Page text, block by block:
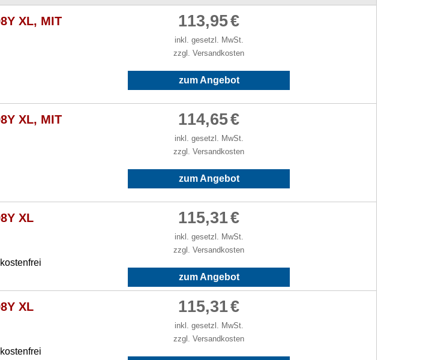
XL, MIT
113,95€
inkl. gesetzl. MwSt.
zzgl. Versandkosten
zum Angebot
XL, MIT
114,65€
inkl. gesetzl. MwSt.
zzgl. Versandkosten
zum Angebot
XL 115,31€
inkl. gesetzl. MwSt.
zzgl. Versandkosten
zum Angebot
XL 115,31€
inkl. gesetzl. MwSt.
zzgl. Versandkosten